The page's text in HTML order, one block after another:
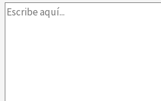
Escribe